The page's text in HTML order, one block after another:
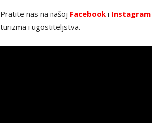
Pratite nas na našoj Facebook i Instagram
turizma i ugostiteljstva.